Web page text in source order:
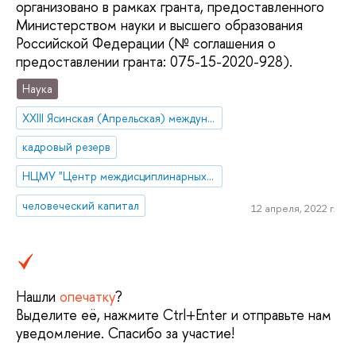
организовано в рамках гранта, предоставленного
Министерством науки и высшего образования
Российской Федерации (№ соглашения о
предоставлении гранта: 075-15-2020-928).
Наука
XXIII Ясинская (Апрельская) международная научная конференция
кадровый резерв
НЦМУ "Центр междисциплинарных исследований человеческого потенциала"
человеческий капитал
12 апреля, 2022 г.
Нашли опечатку?
Выделите её, нажмите Ctrl+Enter и отправьте нам
уведомление. Спасибо за участие!